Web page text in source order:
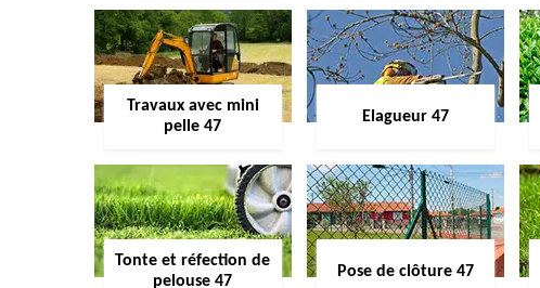
Travaux avec mini
pelle 47
Elagueur 47
Tonte et réfection de
pelouse 47
Pose de clôture 47